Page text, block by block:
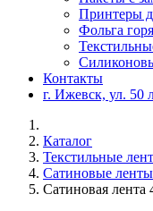
Принтеры
Фольга
Контакты
г. Ижевск, ул. 50
Каталог
Текстильные
Сатиновые ленты
Сатиновая лента